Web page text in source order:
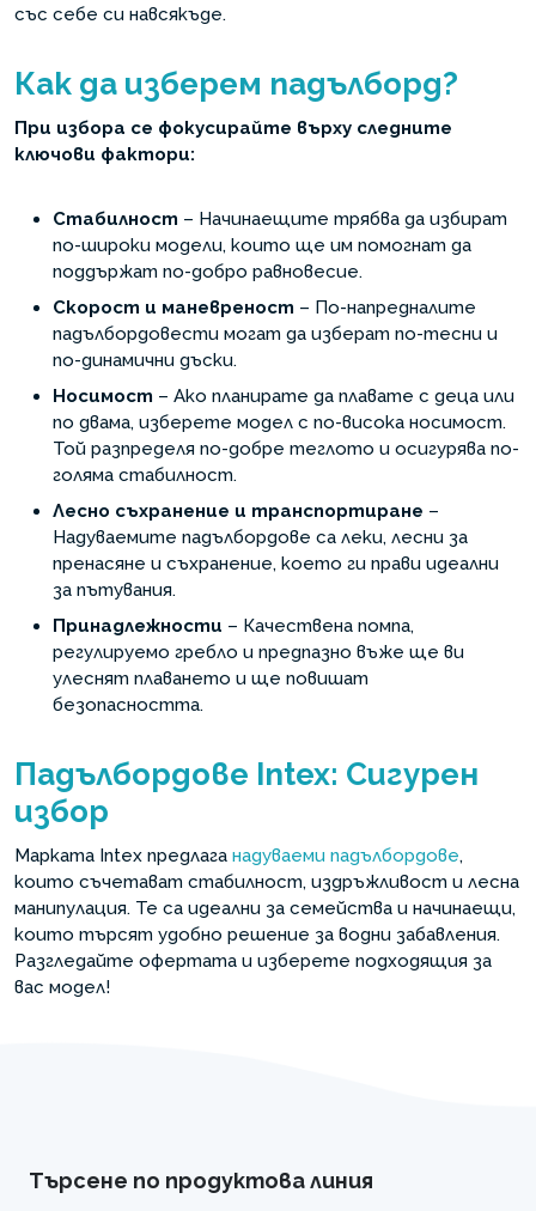
със себе си навсякъде.
Как да изберем падълборд?
При избора се фокусирайте върху следните
ключови фактори:
Стабилност – Начинаещите трябва да избират
по-широки модели, които ще им помогнат да
поддържат по-добро равновесие.
Скорост и маневреност – По-напредналите
падълбордовести могат да изберат по-тесни и
по-динамични дъски.
Носимост – Ако планирате да плавате с деца или
по двама, изберете модел с по-висока носимост.
Той разпределя по-добре теглото и осигурява по-
голяма стабилност.
Лесно съхранение и транспортиране –
Надуваемите падълбордове са леки, лесни за
пренасяне и съхранение, което ги прави идеални
за пътувания.
Принадлежности – Качествена помпа,
регулируемо гребло и предпазно въже ще ви
улеснят плаването и ще повишат
безопасността.
Падълбордове Intex: Сигурен
избор
Марката Intex предлага надуваеми падълбордове,
които съчетават стабилност, издръжливост и лесна
манипулация. Те са идеални за семейства и начинаещи,
които търсят удобно решение за водни забавления.
Разгледайте офертата и изберете подходящия за
вас модел!
Търсене по продуктова линия